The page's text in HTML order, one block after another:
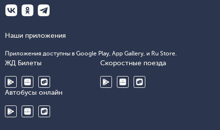
Наши приложения
Приложения доступны в Google Play, App Gallery, и Ru Store.
ЖД Билеты Скоростные поезда
Автобусы онлайн